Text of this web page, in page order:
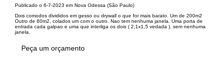
Publicado o 6-7-2023 em Nova Odessa (São Paulo)
Dois comodos divididos em gesso ou drywall o que for mais barato. Um de 200m2
Outro de 60m2, colados um com o outro. Nao tem nenhuma janela. Uma porta de
entrada cada galpao e uma que interliga os dois ( 2,1x1,5 vedada ), sem nenhuma
janela.
Peça um orçamento